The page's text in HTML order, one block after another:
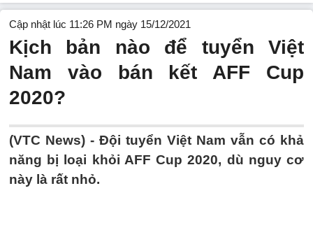
Cập nhật lúc 11:26 PM ngày 15/12/2021
Kịch bản nào để tuyển Việt
Nam vào bán kết AFF Cup
2020?
(VTC News) - Đội tuyển Việt Nam vẫn có khả
năng bị loại khỏi AFF Cup 2020, dù nguy cơ
này là rất nhỏ.